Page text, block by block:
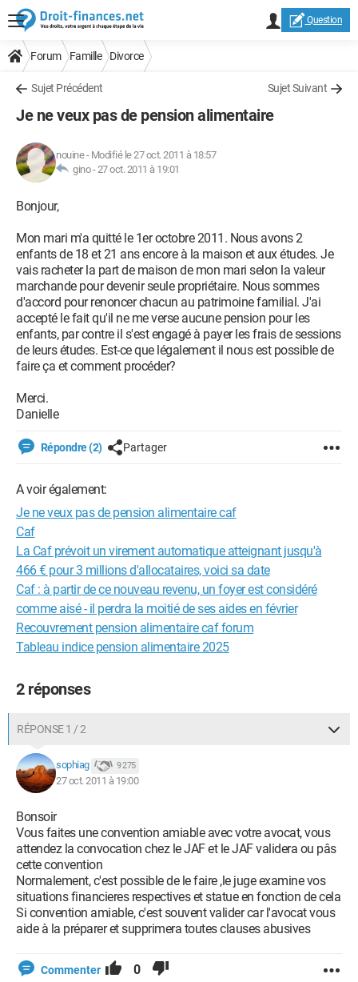
Question
Forum Famille Divorce
Sujet Précédent Sujet Suivant
Je ne veux pas de pension alimentaire
nouine- Modifié le 27 oct. 2011 à 18:57
gino -27 oct. 2011 à 19:01
Bonjour,
Mon mari m'a quitté le 1er octobre 2011. Nous avons 2
enfants de 18 et 21 ans encore à la maison et aux études. Je
vais racheter la part de maison de mon mari selon la valeur
marchande pour devenir seule propriétaire. Nous sommes
d'accord pour renoncer chacun au patrimoine familial. J'ai
accepté le fait qu'il ne me verse aucune pension pour les
enfants, par contre il s'est engagé à payer les frais de sessions
de leurs études. Est-ce que légalement il nous est possible de
faire ça et comment procéder?
Merci.
Danielle
Répondre (2) Partager
A voir également:
Je ne veux pas de pension alimentaire caf
Caf
La Caf prévoit un virement automatique atteignant jusqu'à
466 € pour 3 millions d'allocataires, voici sa date
Caf : à partir de ce nouveau revenu, un foyer est considéré
comme aisé - il perdra la moitié de ses aides en février
Recouvrement pension alimentaire caf forum
Tableau indice pension alimentaire 2025
2 réponses
RÉPONSE 1 / 2
sophiag 9 275
27 oct. 2011 à 19:00
Bonsoir
Vous faites une convention amiable avec votre avocat, vous
attendez la convocation chez le JAF et le JAF validera ou pâs
cette convention
Normalement, c'est possible de le faire ,le juge examine vos
situations financieres respectives et statue en fonction de cela
Si convention amiable, c'est souvent valider car l'avocat vous
aide à la préparer et supprimera toutes clauses abusives
Commenter 0